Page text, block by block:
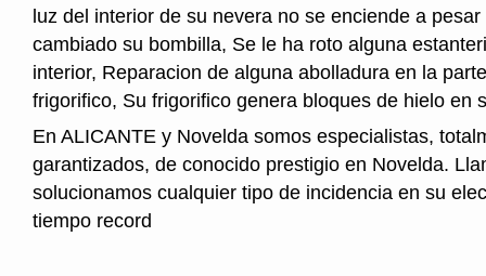
luz del interior de su nevera no se enciende a
cambiado su bombilla, Se le ha roto alguna
interior, Reparacion de alguna abolladura en la
frigorifico, Su frigorifico genera bloques de hielo en
En ALICANTE y Novelda somos especialistas,
garantizados, de conocido prestigio en Novelda.
solucionamos cualquier tipo de incidencia en su
tiempo record